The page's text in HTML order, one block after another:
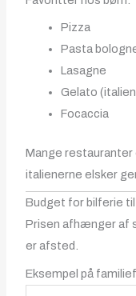
Pizza
Pasta
Lasagne
Gelato
Focaccia
Mange
italienerne elsker
Budget for bilferie til
Prisen afhænger af
er afsted.
Eksempel på